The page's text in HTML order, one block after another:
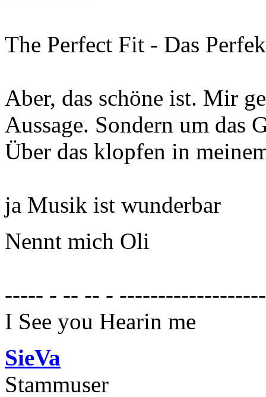
The Perfect Fit - Das
Aber, das schöne ist. Mir
Aussage. Sondern um das
Über das klopfen in
ja Musik ist wunderbar
Nennt mich Oli
----- - -- -- -
I See you Hearin me
SieVa
Stammuser